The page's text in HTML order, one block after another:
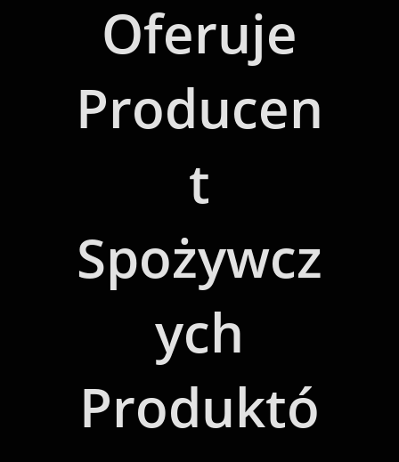
Oferuje
Producen
T
Spożywcz
Ych
Produktó